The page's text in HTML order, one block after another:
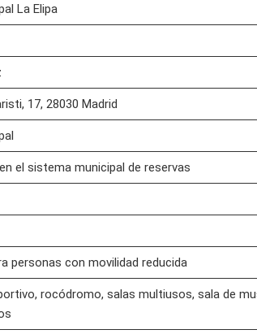
La Elipa
17, 28030 Madrid
el sistema municipal de reservas
personas con movilidad reducida
rocódromo, salas multiusos, sala de